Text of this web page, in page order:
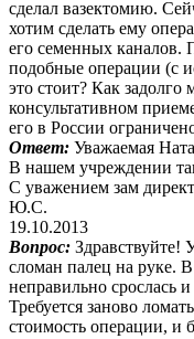
сделал вазектомию.
хотим сделать ему
его семенных
подобные операции (с
это стоит? Как задолго
консультативном
его в России
Ответ: Уважаемая
В нашем учреждении
С уважением зам
Ю.С.
19.10.2013
Вопрос: Здравствуйте!
сломан палец на руке.
неправильно срослась
Требуется заново
стоимость операции, и